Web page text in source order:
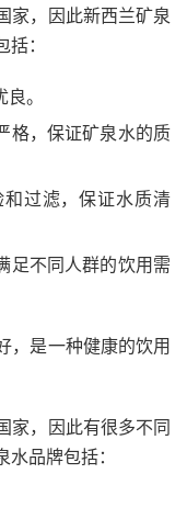
家，因此新西兰矿泉
：
。
格，保证矿泉水的质
过滤，保证水质清
足不同人群的饮用需
，是一种健康的饮用
家，因此有很多不同
品牌包括：